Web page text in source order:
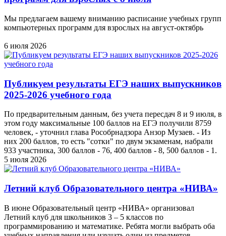
Мы предлагаем вашему вниманию расписание учебных групп
компьютерных программ для взрослых на август-октябрь
6 июля 2026
Публикуем результаты ЕГЭ наших выпускников
2025-2026 учебного года
По предварительным данным, без учета пересдач 8 и 9 июля, в
этом году максимальные 100 баллов на ЕГЭ получили 8759
человек, - уточнил глава Рособрнадзора Анзор Музаев. - Из
них 200 баллов, то есть "сотки" по двум экзаменам, набрали
933 участника, 300 баллов - 76, 400 баллов - 8, 500 баллов - 1.
5 июля 2026
Летний клуб Образовательного центра «НИВА»
В июне Образовательный центр «НИВА» организовал
Летний клуб для школьников 3 – 5 классов по
программированию и математике. Ребята могли выбрать оба